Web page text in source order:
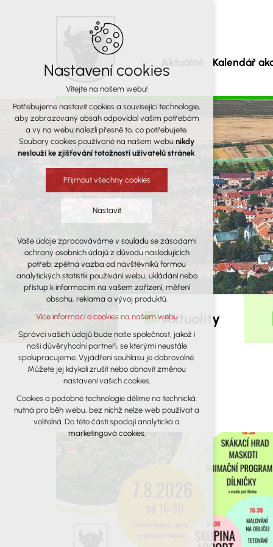
Kalendář
Obec Osová
a místní část Osová
Aktuality
Nastavení cookies
Vítejte na našem webu!
Potřebujeme nastavit cookies a související technologie,
aby zobrazovaný obsah odpovídal vašim potřebám
a vy na webu nalezli přesně to, co potřebujete.
Soubory cookies používané na našem webu nikdy
neslouží ke zjišťování totožnosti uživatelů stránek.
Přijmout všechny cookies
Nastavit
Technická cookies
nutná pro provozování webu
udržení kontextu stránek (session): případná
přihlášení, volby jazyka, apod.
analytická pro anonymizované
vyhodnocení návštěvnosti
marketingová cookies (Google)
Více informací o cookies na našem webu
Přijmout všechny cookies
Odmítnout vše
Vaše údaje zpracováváme v souladu se zásadami
ochrany osobních údajů z důvodu následujících
potřeb: zpětná vazba od návštěvníků formou
analytických statistik používání webu, ukládání nebo
přístup k informacím na vašem zařízení, měření
obsahu, reklama a vývoj produktů.
Více informací o cookies na našem webu
Správci vašich údajů bude naše společnost, jakož i
naši důvěryhodní partneři, se kterými neustále
spolupracujeme. Vyjádření souhlasu je dobrovolné.
Můžete jej kdykoli zrušit nebo obnovit změnou
nastavení vašich cookies.
Cookies a podobné technologie dělíme na technická:
nutná pro běh webu, bez nichž nelze web používat a
volitelná. Do této části spadají analytická a
marketingová cookies.